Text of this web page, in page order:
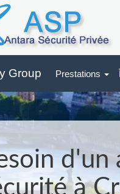
Group Prestations
d'un
à